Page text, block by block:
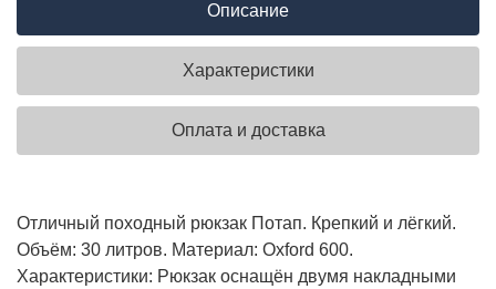
Описание
Характеристики
Оплата и доставка
Отличный походный рюкзак Потап. Крепкий и лёгкий.
Объём: 30 литров. Материал: Oxford 600.
Характеристики: Рюкзак оснащён двумя накладными